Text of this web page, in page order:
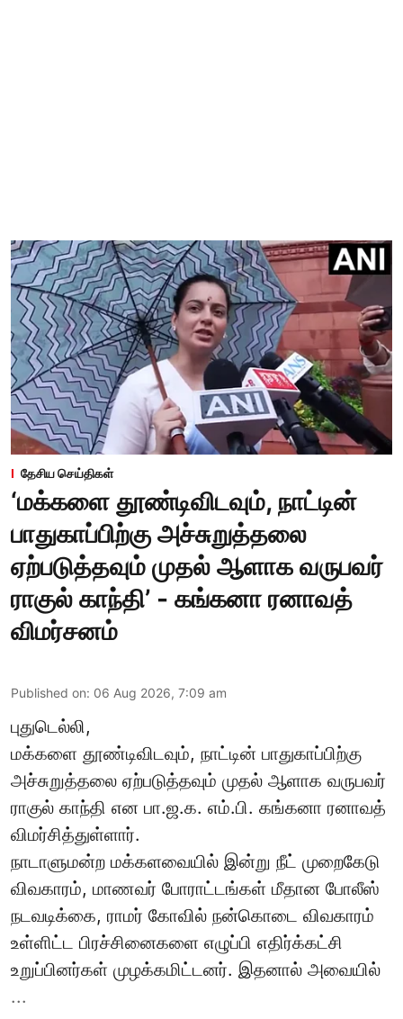
தேசிய செய்திகள்
‘மக்களை தூண்டிவிடவும், நாட்டின்
பாதுகாப்பிற்கு அச்சுறுத்தலை
ஏற்படுத்தவும் முதல் ஆளாக வருபவர்
ராகுல் காந்தி’ - கங்கனா ரனாவத்
விமர்சனம்
Published on: 06 Aug 2026, 7:09 am
புதுடெல்லி,
மக்களை தூண்டிவிடவும், நாட்டின் பாதுகாப்பிற்கு
அச்சுறுத்தலை ஏற்படுத்தவும் முதல் ஆளாக வருபவர்
ராகுல் காந்தி என பா.ஜ.க. எம்.பி. கங்கனா ரனாவத்
விமர்சித்துள்ளார்.
நாடாளுமன்ற மக்களவையில் இன்று நீட் முறைகேடு
விவகாரம், மாணவர் போராட்டங்கள் மீதான போலீஸ்
நடவடிக்கை, ராமர் கோவில் நன்கொடை விவகாரம்
உள்ளிட்ட பிரச்சினைகளை எழுப்பி எதிர்க்கட்சி
உறுப்பினர்கள் முழக்கமிட்டனர். இதனால் அவையில்
...